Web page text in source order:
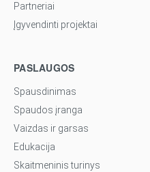
Partneriai
Įgyvendinti projektai
PASLAUGOS
Spausdinimas
Spaudos įranga
Vaizdas ir garsas
Edukacija
Skaitmeninis turinys